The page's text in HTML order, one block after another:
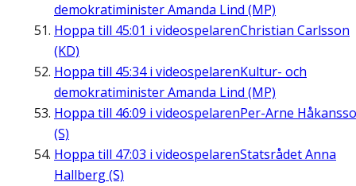
demokratiminister Amanda Lind (MP)
Hoppa till 45:01 i videospelarenChristian Carlsson
(KD)
Hoppa till 45:34i videospelarenKultur- och
demokratiminister Amanda Lind (MP)
Hoppa till 46:09 i videospelarenPer-Arne
(S)
Hoppa till 47:03 i videospelarenStatsrådet Anna
Hallberg (S)